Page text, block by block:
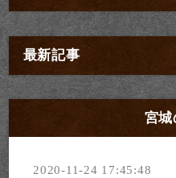
最新記事
宮城
2020-11-24 17:45:48